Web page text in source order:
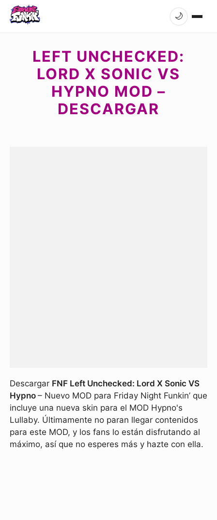
🌙
LEFT UNCHECKED:
LORD X SONIC VS
HYPNO MOD –
DESCARGAR
Descargar FNF Left Unchecked: Lord X Sonic VS
Hypno – Nuevo MOD para Friday Night Funkin’ que
incluye una nueva skin para el MOD Hypno's
Lullaby. Últimamente no paran llegar contenidos
para este MOD, y los fans lo están disfrutando al
máximo, así que no esperes más y hazte con ella.